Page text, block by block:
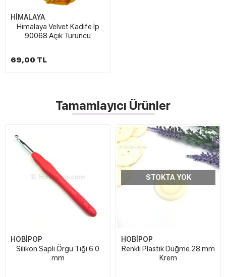
HİMALAYA
Himalaya Velvet Kadife İp
90068 Açık Turuncu
69,00 TL
Tamamlayıcı Ürünler
HOBİPOP
Silikon Saplı Örgü Tığı 6.0
mm
STOKTA YOK
HOBİPOP
Renkli Plastik Düğme 28 mm
Krem